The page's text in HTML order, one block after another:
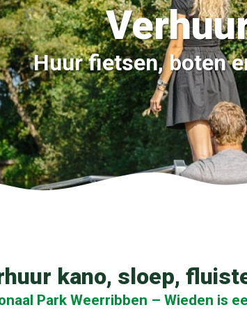
Huur fietsen, boten
kano, sloep,
Park Weerribben – Wieden is